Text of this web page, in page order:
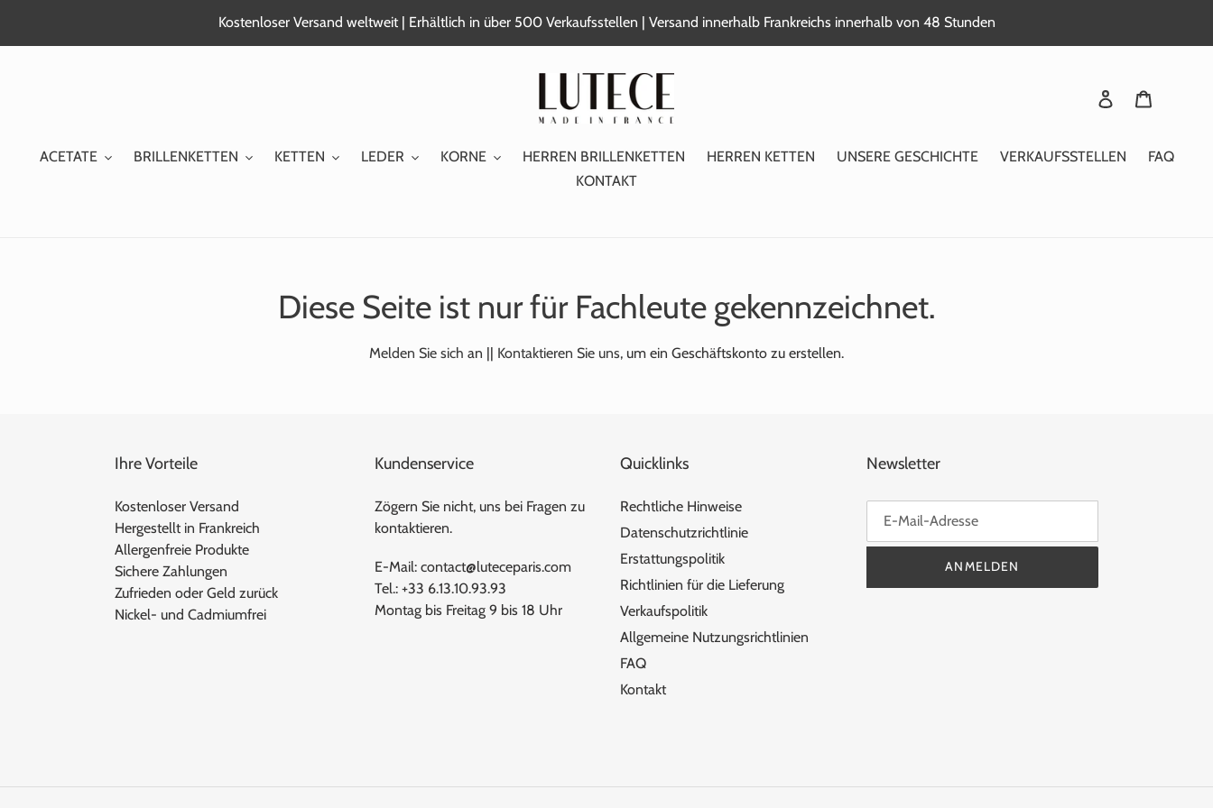
Kostenloser Versand weltweit | Erhältlich in über 500 Verkaufsstellen | Versand innerhalb Frankreichs innerhalb von 48 Stunden
Sich anmelden
ACETATE BRILLENKETTEN KETTEN LEDER KORNE HERREN BRILLENKETTEN HERREN KETTEN UNSERE GESCHICHTE VERKAUFSSTELLEN
FAQ
KONTAKT
Diese Seite ist nur für Fachleute gekennzeichnet.
Melden Sie sich an || Kontaktieren Sie uns, um ein Geschäftskonto zu erstellen.
Ihre Vorteile
Kostenloser Versand
Hergestellt in Frankreich
Allergenfreie Produkte
Sichere Zahlungen
Zufrieden oder Geld zurück
Nickel- und Cadmiumfrei
Kundenservice
Zögern Sie nicht, uns bei Fragen zu
kontaktieren.
E-Mail: contact@luteceparis.com
Tel.: +33 6.13.10.93.93
Montag bis Freitag 9 bis 18 Uhr
Quicklinks
Rechtliche Hinweise
Datenschutzrichtlinie
Erstattungspolitik
Richtlinien für die Lieferung
Verkaufspolitik
Allgemeine Nutzungsrichtlinien
FAQ
Kontakt
Newsletter
ANMELDEN